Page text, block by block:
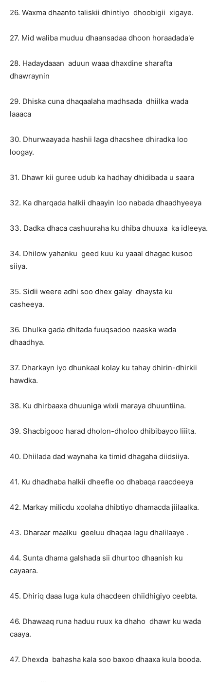
26. Waxma dhaanto taliskii dhintiyo dhoobigii xigaye.
27. Mid waliba muduu dhaansadaa dhoon horaadada'e
28. Hadaydaaan aduun waaa dhaxdine sharafta
dhawraynin
29. Dhiska cuna dhaqaalaha madhsada dhiilka wada
laaaca
30. Dhurwaayada hashii laga dhacshee dhiradka loo
loogay.
31. Dhawr kii guree udub ka hadhay dhidibada u saara
32. Ka dharqada halkii dhaayin loo nabada dhaadhyeeya
33. Dadka dhaca cashuuraha ku dhiba dhuuxa ka idleeya.
34. Dhilow yahanku geed kuu ku yaaal dhagac kusoo
siiya.
35. Sidii weere adhi soo dhex galay dhaysta ku
casheeya.
36. Dhulka gada dhitada fuuqsadoo naaska wada
dhaadhya.
37. Dharkayn iyo dhunkaal kolay ku tahay dhirin-dhirkii
hawdka.
38. Ku dhirbaaxa dhuuniga wixii maraya dhuuntiina.
39. Shacbigooo harad dholon-dholoo dhibibayoo liiita.
40. Dhiilada dad waynaha ka timid dhagaha diidsiiya.
41. Ku dhadhaba halkii dheefle oo dhabaqa raacdeeya
42. Markay milicdu xoolaha dhibtiyo dhamacda jiilaalka.
43. Dharaar maalku geeluu dhaqaa lagu dhalilaaye .
44. Sunta dhama galshada sii dhurtoo dhaanish ku
cayaara.
45. Dhiriq daaa luga kula dhacdeen dhiidhigiyo ceebta.
46. Dhawaaq runa haduu ruux ka dhaho dhawr ku wada
caaya.
47. Dhexda bahasha kala soo baxoo dhaaxa kula booda.